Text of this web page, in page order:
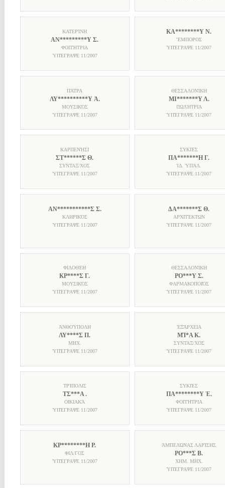
ΚΑΤΕΡΊΝΗ
ΑΝ*********Υ Σ.
ΦΟΙΤΉΤΡΙΑ
ὙΠΈΓΡΑΨΕ 11/2007
ΚΑ********Υ Ν.
ἜΜΠΟΡΟΣ
ὙΠΈΓΡΑΨΕ 11/2007
ΠΆΤΡΑ
ΛΥ**********Υ Ἀ.
ΜΟΥΣΙΚΌΣ
ὙΠΈΓΡΑΨΕ 11/2007
ΘΕΣΣΑΛΟΝΊΚΗ
ΜΙ*******Υ Λ.
ΠΩΛΉΤΡΙΑ
ὙΠΈΓΡΑΨΕ 11/2007
ΚΑΡΠΕΝΉΣΙ
ΣΤ******Σ Θ.
ΣΥΝΤΑΞ/ΧΟΣ
ὙΠΈΓΡΑΨΕ 11/2007
ΣΥΚΙΈΣ
ΠΑ*******Η Γ.
ἸΔ. ὙΠΆΛ.
ὙΠΈΓΡΑΨΕ 11/2007
ΑΝ***********Σ Σ.
ΚΛΗΡΙΚΌΣ
ὙΠΈΓΡΑΨΕ 11/2007
ΔΑ*******Σ Θ.
ΑΡΧΙΤΈΚΤΩΝ
ὙΠΈΓΡΑΨΕ 11/2007
ΦΙΛΟΘΈΗ
ΚΡ****Σ Γ.
ΜΟΥΣΙΚΌΣ
ὙΠΈΓΡΑΨΕ 11/2007
ΘΕΣΣΑΛΟΝΊΚΗ
ΡΟ***Υ Σ.
ΦΑΡΜΑΚΟΠΟΙΌΣ
ὙΠΈΓΡΑΨΕ 11/2007
ἈΝΘΟΎΠΟΛΗ
ΛΥ****Σ Π.
ΜΗΧ.
ὙΠΈΓΡΑΨΕ 11/2007
ἘΞΆΡΧΕΙΑ
ΜΊ*Α Κ.
ΣΥΝΤΑΞ/ΧΟΣ
ὙΠΈΓΡΑΨΕ 11/2007
ΤΡΊΠΟΛΙΣ
ΤΣ***Α .
ΟΙΚΙΑΚΆ
ὙΠΈΓΡΑΨΕ 11/2007
ΣΥΚΙΈΣ
ΠΑ********Υ Ἑ.
ΦΟΙΤΉΤΡΙΑ
ὙΠΈΓΡΑΨΕ 11/2007
ΚΡ********Η Ρ.
ΦΙΛ/ΓΟΣ
ὙΠΈΓΡΑΨΕ 11/2007
ΆΜΠΕΛΏΝΑΣ ΛΑΡΊΣΗΣ
ΡΟ***Σ Β.
ΧΗΜ. ΜΗΧ.
ὙΠΈΓΡΑΨΕ 11/2007